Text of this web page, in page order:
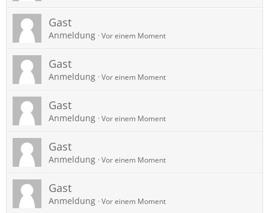
Gast
Anmeldung Vor einem Moment
Gast
Anmeldung Vor einem Moment
Gast
Anmeldung Vor einem Moment
Gast
Anmeldung Vor einem Moment
Gast
Anmeldung Vor einem Moment